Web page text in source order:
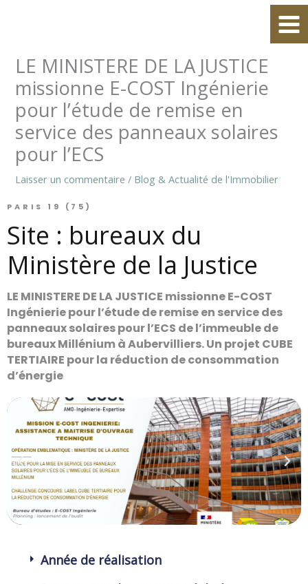
LE MINISTERE DE LA JUSTICE
missionne E-COST Ingénierie
pour l’étude de remise en
service des panneaux solaires
pour l’ECS
Laisser un commentaire / Blog & Actualité de l'Immobilier
PARIS 19 (75)
Site : bureaux du
Ministère de la Justice
LE MINISTERE DE LA JUSTICE missionne E-COST
Ingénierie pour l’étude de remise en service des
panneaux solaires pour l’ECS de l’immeuble de
bureaux Millénium à Aubervilliers. Un projet CUBE
TERTIAIRE pour la réduction de consommation
d’énergie
Année de réalisation